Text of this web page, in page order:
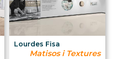
Lourdes Fisa
Matisos i Textures